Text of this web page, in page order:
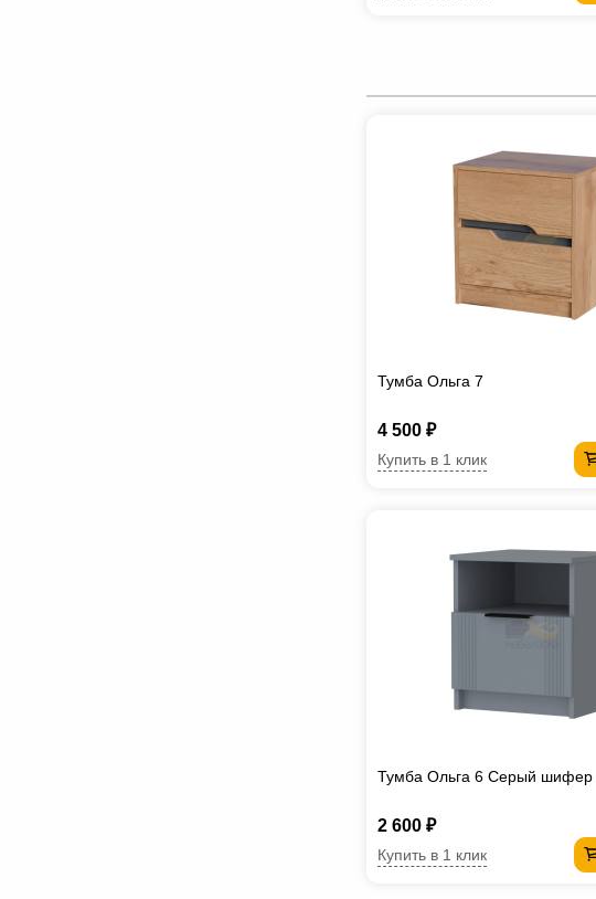
Тумба Ольга 7
4 500 ₽
Купить в 1 клик
Тумба Ольга 6 Серый шифер
2 600 ₽
Купить в 1 клик